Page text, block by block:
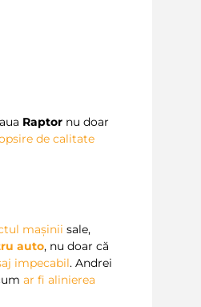
Raptor nu doar
de calitate
mașinii sale,
auto, nu doar că
impecabil. Andrei
ar fi alinierea